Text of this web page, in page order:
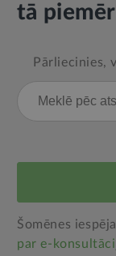
tā
Pārliecinies,
Šomēnes
par